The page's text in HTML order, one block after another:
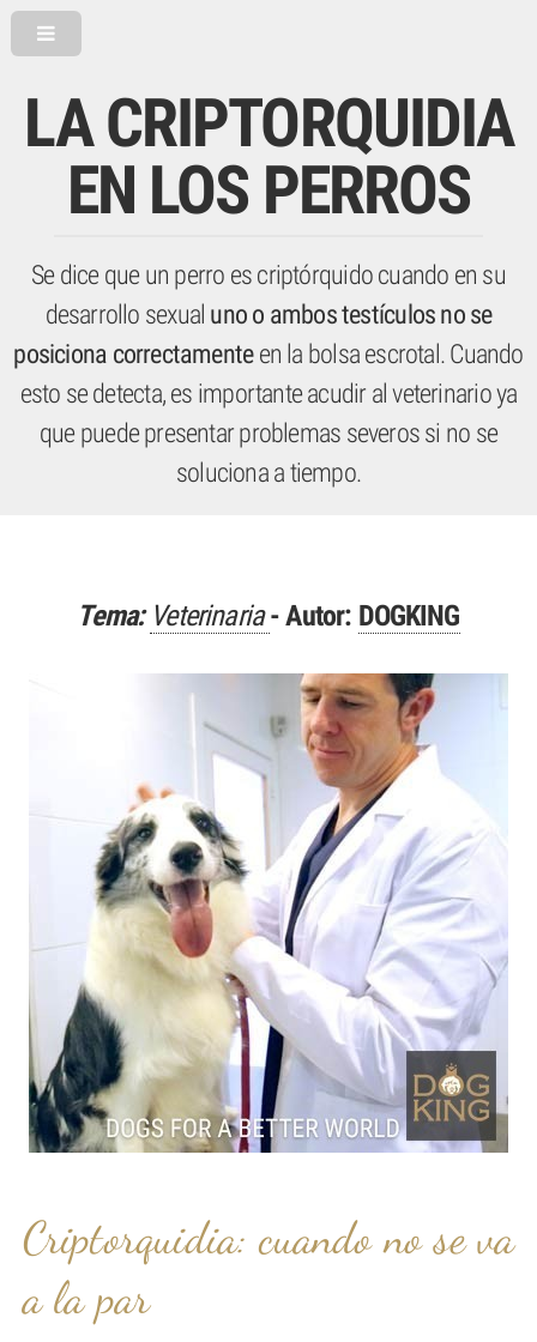
LA CRIPTORQUIDIA
EN LOS PERROS
Se dice que un perro es criptórquido cuando en su
desarrollo sexual uno o ambos testículos no se
posiciona correctamenteen la bolsa escrotal. Cuando
esto se detecta, es importante acudir al veterinario ya
que puede presentar problemas severos si no se
soluciona a tiempo.
Tema: Veterinaria- Autor: DOGKING
Criptorquidia: cuando no se va
a la par